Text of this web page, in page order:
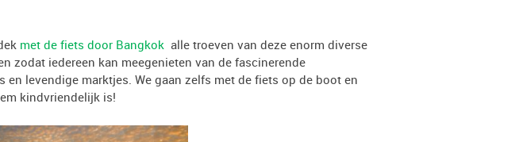
met de fiets door Bangkok alle troeven van deze enorm diverse
zodat iedereen kan meegenieten van de fascinerende
levendige marktjes. We gaan zelfs met de fiets op de boot en
kindvriendelijk is!